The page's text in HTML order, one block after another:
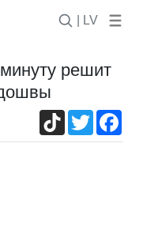
| LV
решит
TikTokTwitter